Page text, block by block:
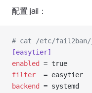
配置 jail：
# cat /etc/
[easytier]
enabled
= true
filter
  = easytier
backend
= systemd